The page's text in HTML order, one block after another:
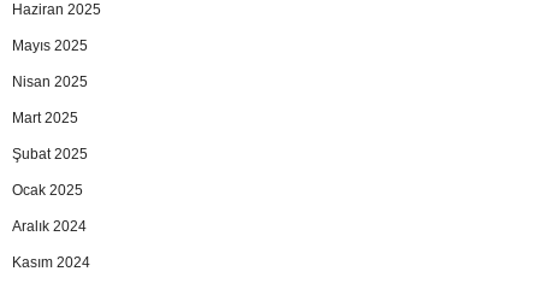
Haziran 2025
Mayıs 2025
Nisan 2025
Mart 2025
Şubat 2025
Ocak 2025
Aralık 2024
Kasım 2024